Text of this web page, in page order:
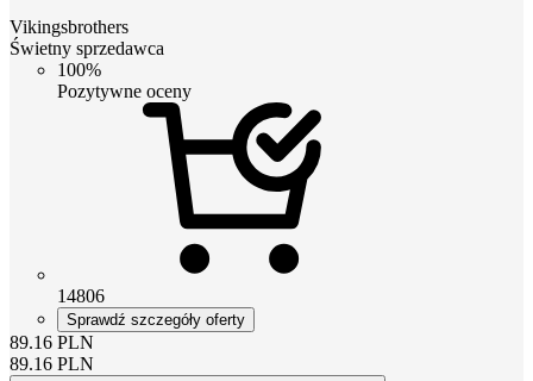
Vikingsbrothers
Świetny sprzedawca
100%
Pozytywne oceny
14806
Sprawdź szczegóły oferty
89.16 PLN
89.16 PLN